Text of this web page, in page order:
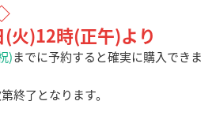
火)12時(正午)より
)までに予約すると確実に購入できま
終了となります。